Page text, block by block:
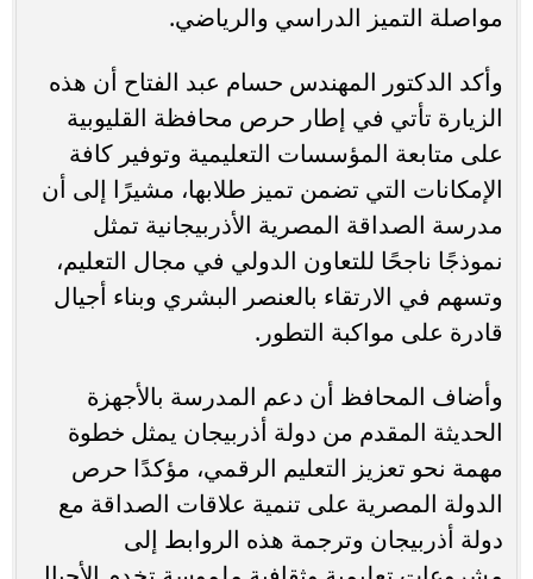
مواصلة التميز الدراسي والرياضي.
وأكد الدكتور المهندس حسام عبد الفتاح أن هذه
الزيارة تأتي في إطار حرص محافظة القليوبية
على متابعة المؤسسات التعليمية وتوفير كافة
الإمكانات التي تضمن تميز طلابها، مشيرًا إلى أن
مدرسة الصداقة المصرية الأذربيجانية تمثل
نموذجًا ناجحًا للتعاون الدولي في مجال التعليم،
وتسهم في الارتقاء بالعنصر البشري وبناء أجيال
قادرة على مواكبة التطور.
وأضاف المحافظ أن دعم المدرسة بالأجهزة
الحديثة المقدم من دولة أذربيجان يمثل خطوة
مهمة نحو تعزيز التعليم الرقمي، مؤكدًا حرص
الدولة المصرية على تنمية علاقات الصداقة مع
دولة أذربيجان وترجمة هذه الروابط إلى